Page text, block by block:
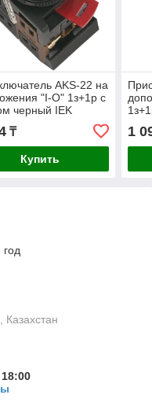
АKS-22 на
"I-O" 1з+1р с
черный IEK
₸
Купить
1